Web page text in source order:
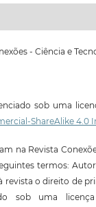
- Ciência e
sob uma
ShareAlike 4.0
na Revista
termos:
revista o direito de
sob uma